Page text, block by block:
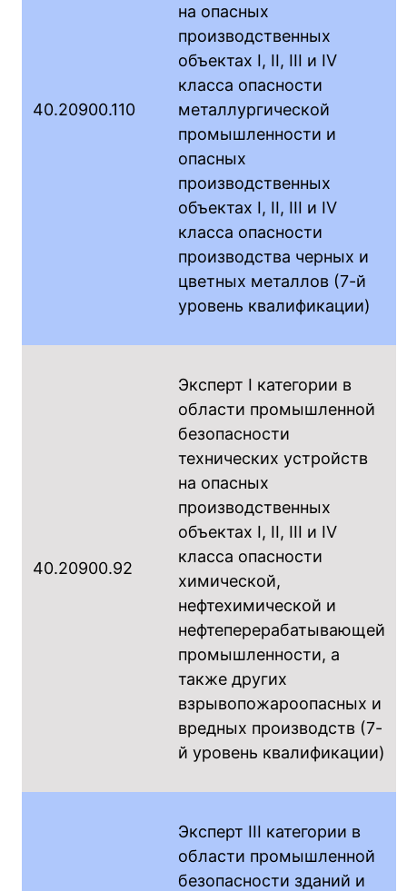
40.20900.110
на опасных
производственных
объектах I, II, III и IV
класса опасности
металлургической
промышленности и
опасных
производственных
объектах I, II, III и IV
класса опасности
производства черных и
цветных металлов (7-й
уровень квалификации)
40.20900.92
Эксперт I категории в
области промышленной
безопасности
технических устройств
на опасных
производственных
объектах I, II, III и IV
класса опасности
химической,
нефтехимической и
нефтеперерабатывающей
промышленности, а
также других
взрывопожароопасных и
вредных производств (7-
й уровень квалификации)
Эксперт III категории в
области промышленной
безопасности зданий и